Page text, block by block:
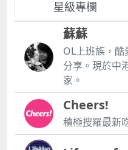
在本月中完成報告初稿
及反饋，爭取今年10月
作。 家暴，造成的陰影
是我們無法控制的 一旦
請停止家暴行為 無論走
人 素材來源：新浪微博
來源：新浪微博、力報
聯系我們刪除 版權屬於
星級專欄
蘇蘇
OL上班族，
分享。現於中
家。
Cheers!
積極搜羅最新